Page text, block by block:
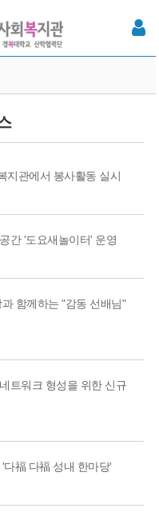
지관에서 봉사활동 실시
간 '도요새놀이터' 운영
함께하는 "감동 선배님"
트워크 형성을 위한 신규
福 다福 성내 한마당'